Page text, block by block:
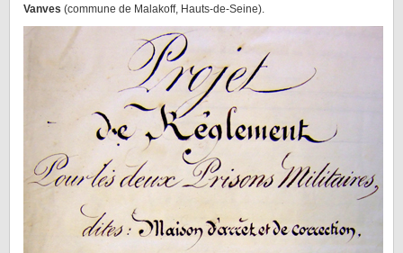
Vanves (commune de Malakoff, Hauts-de-Seine).